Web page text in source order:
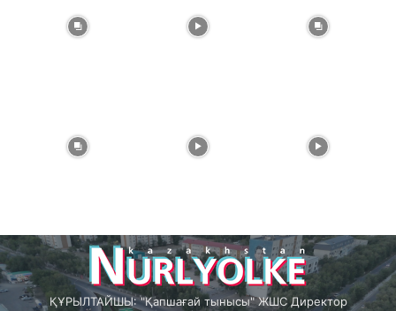
ҚҰРЫЛТАЙШЫ: "Қапшағай тынысы" ЖШС Директор